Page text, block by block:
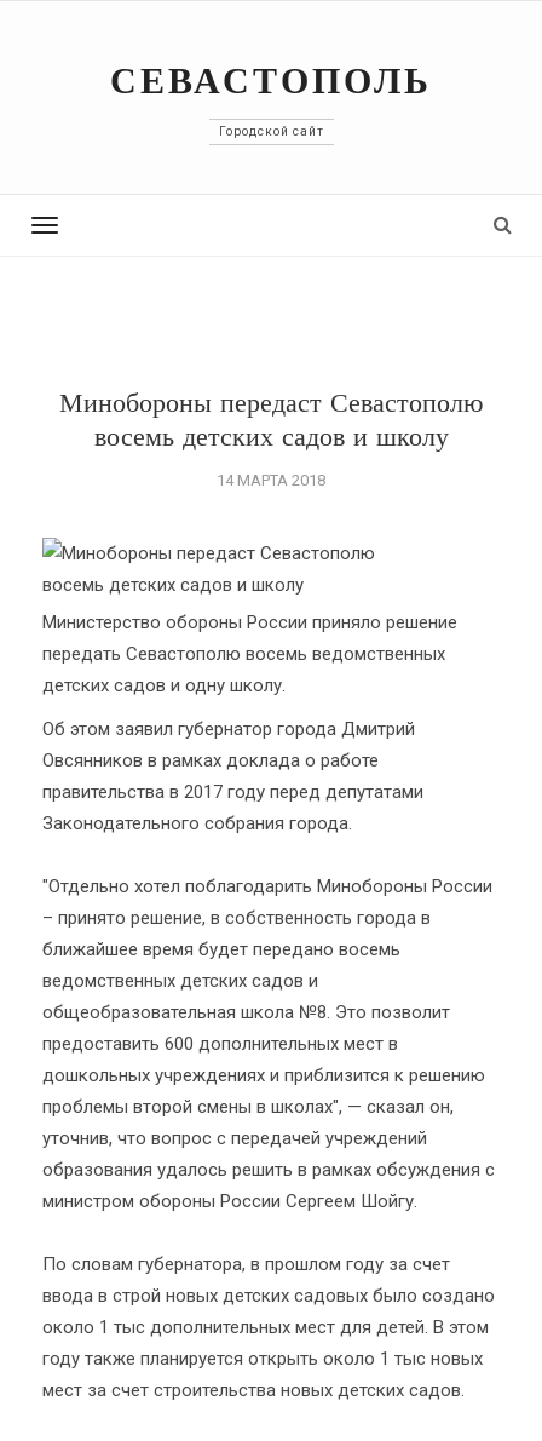
СЕВАСТОПОЛЬ
Городской сайт
Toggle
Минобороны передаст Севастополю
восемь детских садов и школу
14 МАРТА 2018
Министерство обороны России приняло решение
передать Севастополю восемь ведомственных
детских садов и одну школу.
Об этом заявил губернатор города Дмитрий
Овсянников в рамках доклада о работе
правительства в 2017 году перед депутатами
Законодательного собрания города.
"Отдельно хотел поблагодарить Минобороны России
– принято решение, в собственность города в
ближайшее время будет передано восемь
ведомственных детских садов и
общеобразовательная школа №8. Это позволит
предоставить 600 дополнительных мест в
дошкольных учреждениях и приблизится к решению
проблемы второй смены в школах", — сказал он,
уточнив, что вопрос с передачей учреждений
образования удалось решить в рамках обсуждения с
министром обороны России Сергеем Шойгу.
По словам губернатора, в прошлом году за счет
ввода в строй новых детских садовых было создано
около 1 тыс дополнительных мест для детей. В этом
году также планируется открыть около 1 тыс новых
мест за счет строительства новых детских садов.